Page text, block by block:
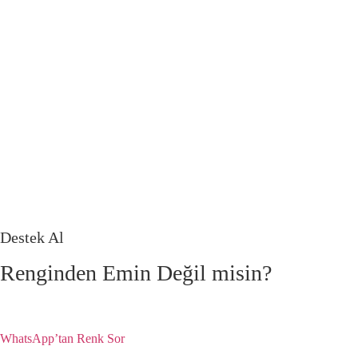
Destek Al
Renginden Emin Değil misin?
WhatsApp’tan Renk Sor